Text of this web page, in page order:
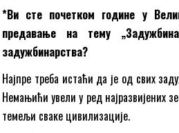
*Ви сте почетком године у
предавање на тему
задужбинарства?
Најпре треба истаћи да је од свих
Немањићи увели у ред најразвијених
темељи сваке цивилизације.